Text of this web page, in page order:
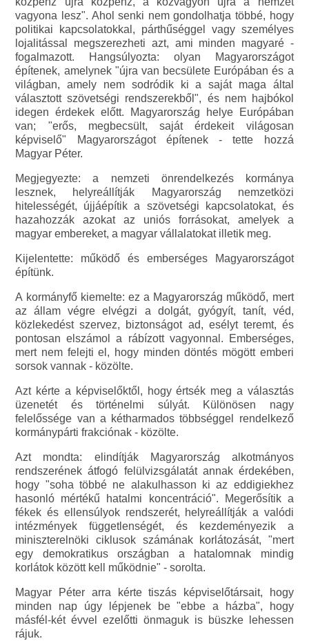
vagyona lesz". Ahol senki nem gondolhatja többé, hogy
politikai kapcsolatokkal, párthűséggel vagy személyes
lojalitással megszerezheti azt, ami minden magyaré -
fogalmazott. Hangsúlyozta: olyan Magyarországot
építenek, amelynek "újra van becsülete Európában és a
világban, amely nem sodródik ki a saját maga által
választott szövetségi rendszerekből", és nem hajbókol
idegen érdekek előtt. Magyarország helye Európában
van; "erős, megbecsült, saját érdekeit világosan
képviselő" Magyarországot építenek - tette hozzá
Magyar Péter.
Megjegyezte: a nemzeti önrendelkezés kormánya
lesznek, helyreállítják Magyarország nemzetközi
hitelességét, újjáépítik a szövetségi kapcsolatokat, és
hazahozzák azokat az uniós forrásokat, amelyek a
magyar embereket, a magyar vállalatokat illetik meg.
Kijelentette: működő és emberséges Magyarországot
építünk.
A kormányfő kiemelte: ez a Magyarország működő, mert
az állam végre elvégzi a dolgát, gyógyít, tanít, véd,
közlekedést szervez, biztonságot ad, esélyt teremt, és
pontosan elszámol a rábízott vagyonnal. Emberséges,
mert nem felejti el, hogy minden döntés mögött emberi
sorsok vannak - közölte.
Azt kérte a képviselőktől, hogy értsék meg a választás
üzenetét és történelmi súlyát. Különösen nagy
felelőssége van a kétharmados többséggel rendelkező
kormánypárti frakciónak - közölte.
Azt mondta: elindítják Magyarország alkotmányos
rendszerének átfogó felülvizsgálatát annak érdekében,
hogy "soha többé ne alakulhasson ki az eddigiekhez
hasonló mértékű hatalmi koncentráció". Megerősítik a
fékek és ellensúlyok rendszerét, helyreállítják a valódi
intézmények függetlenségét, és kezdeményezik a
miniszterelnöki ciklusok számának korlátozását, "mert
egy demokratikus országban a hatalomnak mindig
korlátok között kell működnie" - sorolta.
Magyar Péter arra kérte tiszás képviselőtársait, hogy
minden nap úgy lépjenek be "ebbe a házba", hogy
másfél-két évvel ezelőtti önmaguk is büszke lehessen
rájuk.